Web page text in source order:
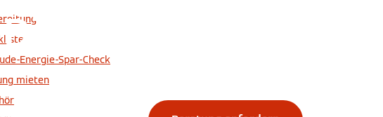
Die richtige Heizung
Ihren Bedarf
Energie-Spar-Check
mieten